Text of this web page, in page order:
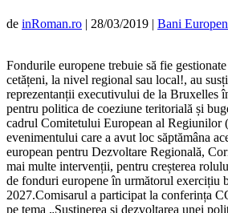
de inRoman.ro | 28/03/2019 | Bani
Fondurile europene trebuie să fie
cetățeni, la nivel regional sau local!, au
reprezentanții executivului de la Bruxelles
pentru politica de coeziune teritorială și
cadrul Comitetului European al Regiunilor
evenimentului care a avut loc săptămâna
european pentru Dezvoltare Regională,
mai multe intervenții, pentru creșterea
de fonduri europene în următorul exercițiu
2027.Comisarul a participat la conferința
pe tema „Susținerea și dezvoltarea unei